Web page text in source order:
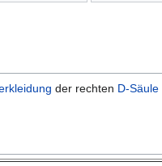
der rechten D-Säule